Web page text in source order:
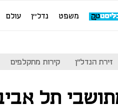
משפט נדל''ן עולם
זירת הנדל"ן קירות מתקלפים
הלמ"ס: 75% מתושבי תל